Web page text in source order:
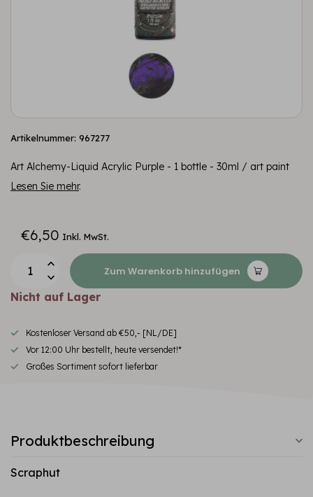
Artikelnummer: 967277
Art Alchemy-Liquid Acrylic Purple - 1 bottle - 30ml / art paint
Lesen Sie mehr.
€6,50 Inkl. MwSt.
Zum Warenkorb hinzufügen
Nicht auf Lager
Kostenloser Versand ab €50,- [NL/DE]
Vor 12:00 Uhr bestellt, heute versendet!*
Großes Sortiment sofort lieferbar
Produktbeschreibung
Scraphut